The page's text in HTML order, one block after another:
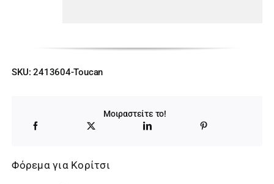
SKU:2413604-Toucan
Μοιραστείτε το!
Φόρεμα για Κορίτσι